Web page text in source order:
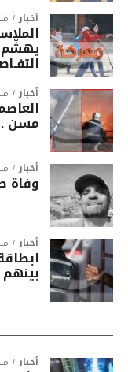
أخبار
يهشّم
أخبار
مسن
أخبار
وفاة
أخبار
أخبار